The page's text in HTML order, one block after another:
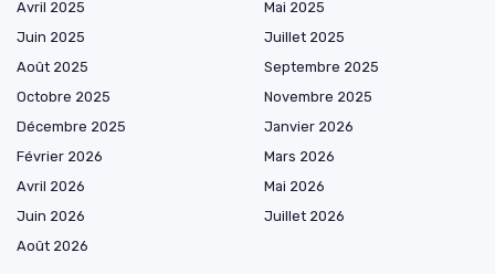
Avril 2025
Mai 2025
Juin 2025
Juillet 2025
Août 2025
Septembre 2025
Octobre 2025
Novembre 2025
Décembre 2025
Janvier 2026
Février 2026
Mars 2026
Avril 2026
Mai 2026
Juin 2026
Juillet 2026
Août 2026